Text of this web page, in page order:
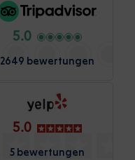
5.0
2649 bewertungen
5.0
5 bewertungen